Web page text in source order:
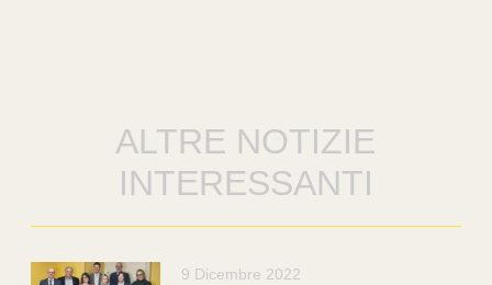
ALTRE NOTIZIE
INTERESSANTI
9 Dicembre 2022